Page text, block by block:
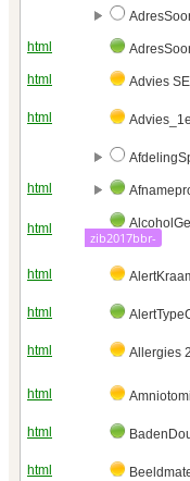
html
html
Advies
html
html
html
zib2017bbr-
html
html
html Allergies
html
html
html